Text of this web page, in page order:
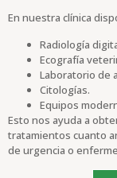
En nuestra clínica
Radiología
Ecografía
Laboratorio de
Citologías.
Equipos
Esto nos ayuda a
tratamientos cuanto
de urgencia o